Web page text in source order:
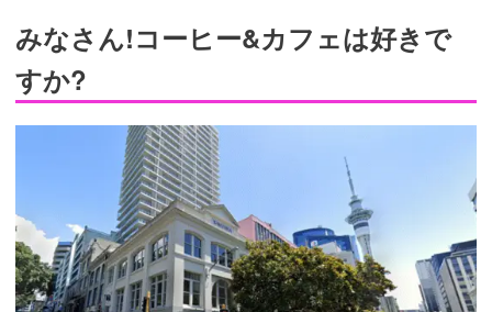
みなさん!コーヒー&カフェは好きで
すか?